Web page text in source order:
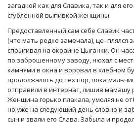
загадкой как для Славика, так и для
сгубленной выпивкой женщины.
Предоставленный сам себе Славик
(что мать редко замечала), це- плялся
спрыгивал на окраине Цыганки. Он
по заброшенному заводу, нюхал с
камнями в окна и воровал в хлебном
продолжалось до тех пор, пока
отправили в интернат, лишив мамашу
Женщина горько плакала, умоляя не
но уже на следующий день словно и
сын и звали его Слава. Забыла и